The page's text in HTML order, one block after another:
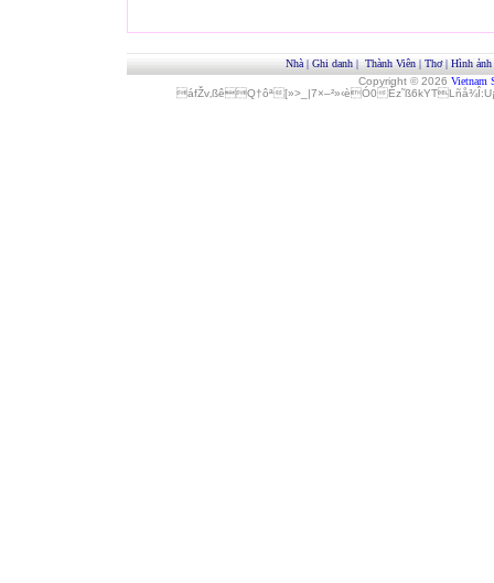
Nhà | Ghi danh | Thành Viên | Thơ| Hình ảnh
Copyright © 2026 Vietnam
áfŽv‚ßêQ†ôª[»>_|7×–²»‹èÓ0